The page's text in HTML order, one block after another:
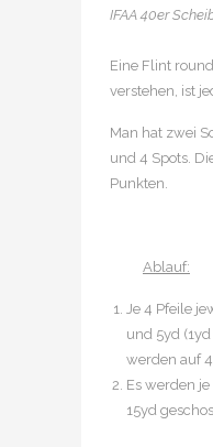
IFAA 40er
Eine Flint
verstehen, ist
Man hat zwei
und 4 Spots.
Punkten.
Ablauf:
Je 4 Pfeile
und 5yd
werden auf
Es werden
15yd